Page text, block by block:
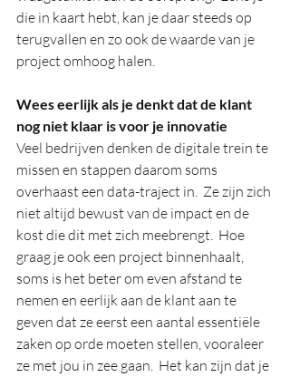
die in kaart hebt, kan je daar steeds op
terugvallen en zo ook de waarde van je
project omhoog halen.
Wees eerlijk als je denkt dat de klant
nog niet klaar is voor je innovatie
Veel bedrijven denken de digitale trein te
missen en stappen daarom soms
overhaast een data-traject in.  Ze zijn zich
niet altijd bewust van de impact en de
kost die dit met zich meebrengt.  Hoe
graag je ook een project binnenhaalt,
soms is het beter om even afstand te
nemen en eerlijk aan de klant aan te
geven dat ze eerst een aantal essentiële
zaken op orde moeten stellen, vooraleer
ze met jou in zee gaan.  Het kan zijn dat je